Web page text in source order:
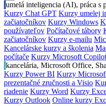
umelá inteligencia (AI), práca s
Kurzy Chat GPT Kurzy umelej
začiatočníkov Kurzy Windows
používateľov Počítačové tábory
začiatočníkov Kurzy e-mailu
Kancelárske kurzy a školenia
počítače Kurzy Microsoft Copilot
kancelária, Microsoft Office,
Kurzy Power BI Kurzy
prezentačné zručnosti a Visio
riadenie Kurzy Word Kurzy
Kurzy Outlook Online kurzy